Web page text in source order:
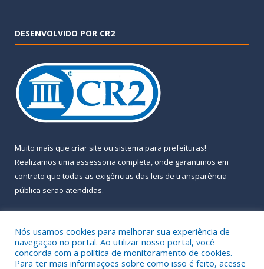
DESENVOLVIDO POR CR2
Muito mais que criar site ou sistema para prefeituras!
Realizamos uma assessoria completa, onde garantimos em
contrato que todas as exigências das leis de transparência
pública serão atendidas.
Nós usamos cookies para melhorar sua experiência de
navegação no portal. Ao utilizar nosso portal, você
concorda com a política de monitoramento de cookies.
Para ter mais informações sobre como isso é feito, acesse